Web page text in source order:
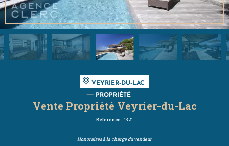
VEYRIER-DU-LAC
PROPRIÉTÉ
Vente Propriété Veyrier-du-Lac
Réference : 1321
Honoraires à la charge du vendeur